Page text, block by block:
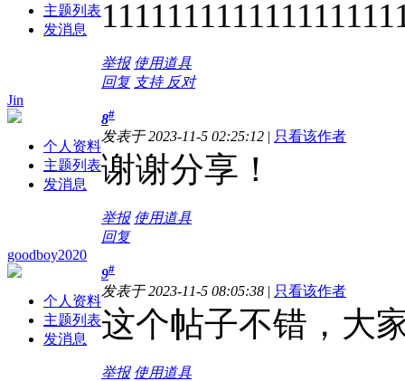
主题列表
发消息
举报 使用道具
回复 支持 反对
Jin
个人资料
主题列表
发消息
8#
发表于 2023-11-5 02:25:12 | 只看该作者
谢谢分享！
举报 使用道具
回复
goodboy2020
个人资料
主题列表
发消息
9#
发表于 2023-11-5 08:05:38 | 只看该作者
这个帖子不错，大
举报 使用道具